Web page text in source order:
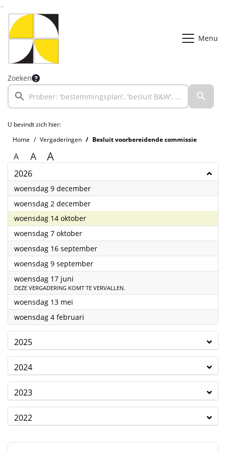
Menu
Zoeken
U bevindt zich hier:
Home
Vergaderingen Besluit voorbereidende commissie
A A A
2026
woensdag 9 december2026
woensdag 2 december2026
woensdag 14 oktober2026
woensdag 7 oktober2026
woensdag 16 september2026
woensdag 9 september2026
woensdag 17 juni
DEZE VERGADERING KOMT TE VERVALLEN.
woensdag 13 mei
woensdag 4 februari
2025
2024
2023
2022